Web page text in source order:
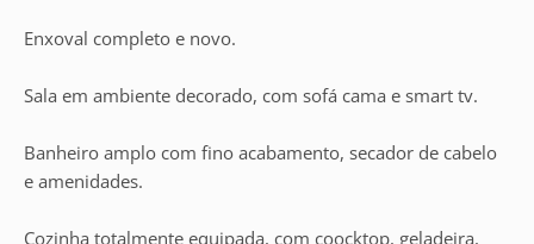
Enxoval completo e novo.
Sala em ambiente decorado, com sofá cama e smart tv.
Banheiro amplo com fino acabamento, secador de cabelo
e amenidades.
Cozinha totalmente equipada, com coocktop, geladeira,